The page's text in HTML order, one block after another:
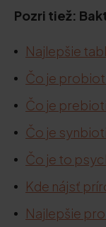
Pozri tiež:
Najlepšie
Čo je
Čo je
Čo je
Čo je to
Kde nájsť
Najlepšie